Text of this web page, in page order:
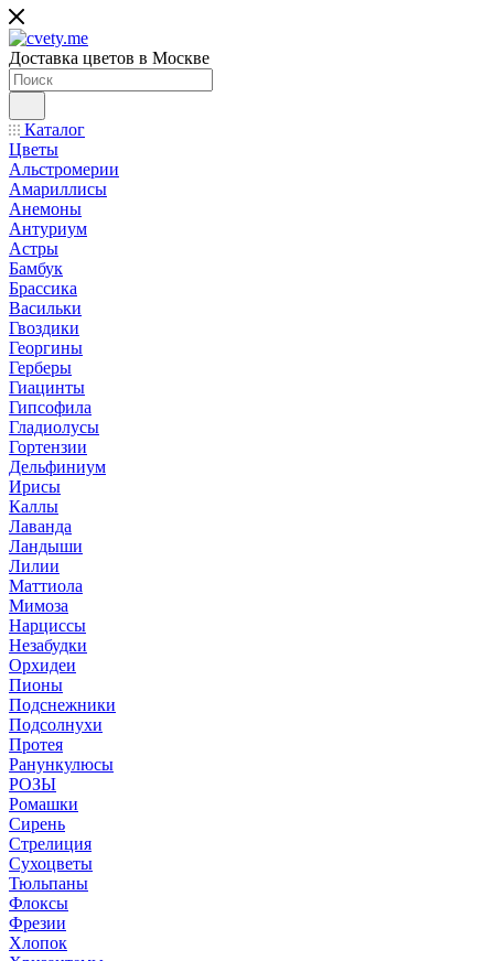
Доставка цветов в Москве
Каталог
Цветы
Альстромерии
Амариллисы
Анемоны
Антуриум
Астры
Бамбук
Брассика
Васильки
Гвоздики
Георгины
Герберы
Гиацинты
Гипсофила
Гладиолусы
Гортензии
Дельфиниум
Ирисы
Каллы
Лаванда
Ландыши
Лилии
Маттиола
Мимоза
Нарциссы
Незабудки
Орхидеи
Пионы
Подснежники
Подсолнухи
Протея
Ранункулюсы
РОЗЫ
Ромашки
Сирень
Стрелиция
Сухоцветы
Тюльпаны
Флоксы
Фрезии
Хлопок